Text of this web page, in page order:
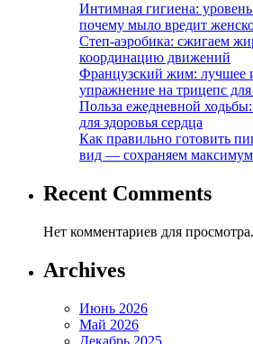
Интимная гигиена:
почему мыло вредит
Степ-аэробика: сжигаем
координацию движений
Французский жим: лучшее
упражнение на трицепс
Польза ежедневной
для здоровья сердца
Как правильно готовить
вид — сохраняем
Recent Comments
Нет комментариев для просмотра.
Archives
Июнь 2026
Май 2026
Декабрь 2025